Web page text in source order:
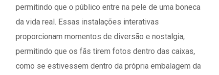
permitindo que o público entre na pele de uma boneca
da vida real. Essas instalações interativas
proporcionam momentos de diversão e nostalgia,
permitindo que os fãs tirem fotos dentro das caixas,
como se estivessem dentro da própria embalagem da